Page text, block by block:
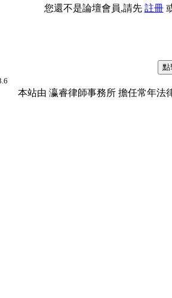
您還不是論壇會員,請先 註冊
本站由 瀛睿律師事務所 擔任常年法